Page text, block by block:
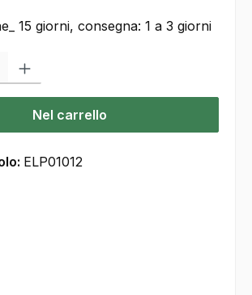
15 giorni, consegna: 1 a 3 giorni
Nel carrello
ELP01012